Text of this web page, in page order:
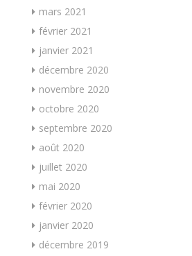
mars 2021
février 2021
janvier 2021
décembre 2020
novembre 2020
octobre 2020
septembre 2020
août 2020
juillet 2020
mai 2020
février 2020
janvier 2020
décembre 2019